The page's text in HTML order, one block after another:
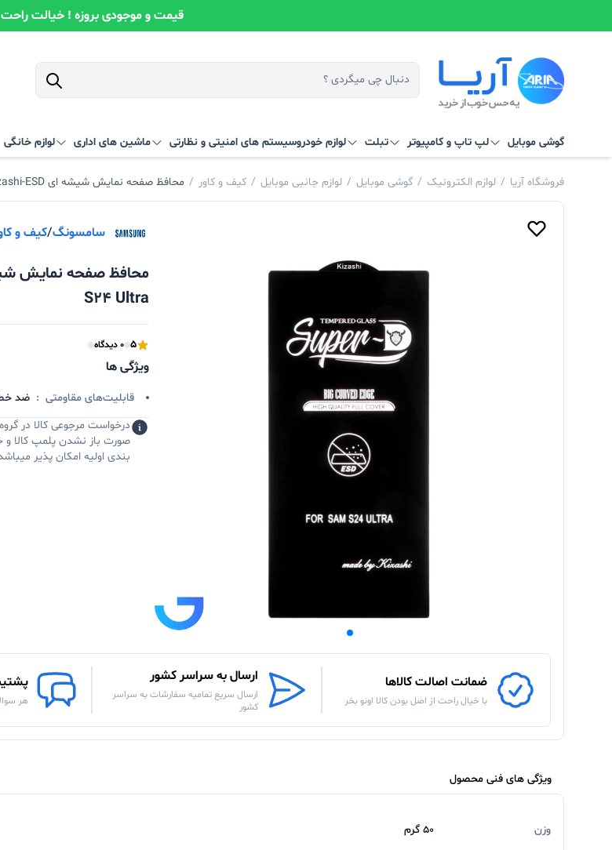
قیمت و موجودی بروزه ! خیالت
گوشی موبایل لپ تاپ و کامپیوتر تبلت لوازم خودروسیستم‌ های امنیتی و نظارتی ماشین های اداری لوازم خانگی
فروشگاه آریا / لوازم الکترونیک / گوشی موبایل / لوازم جانبی موبایل / کیف و کاور / محافظ صفحه نمایش شیشه ای Full Cover Super D Kizashi-ESD مدل Samsung S24 Ultra
سامسونگ/کیف و
S24 Ultra
5 0 دیدگاه
ویژگی ها
قابلیت‌های مقاومتی : ضد
درخواست مرجوعی کالا در
صورت باز نشدن پلمپ کالا و
بندی اولیه امکان پذیر
ضمانت اصالت کالاها
با خیال راحت از اصل بودن کالا اونو بخر
ارسال به سراسر کشور
ارسال سریع تمامیه سفارشات به سراسر
کشور
پشتیبانی
هر
ویژگی های فنی محصول
وزن 50 گرم